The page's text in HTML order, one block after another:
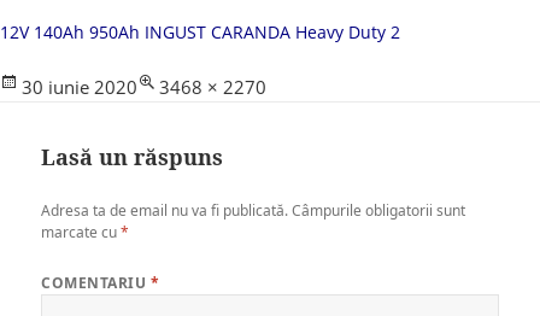
12V 140Ah 950Ah INGUST CARANDA Heavy Duty 2
Posted
30 iunie 2020
Full
3468 × 2270
Lasă un răspuns
Adresa ta de email nu va fi publicată. Câmpurile obligatorii sunt
marcate cu*
COMENTARIU *